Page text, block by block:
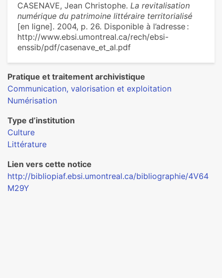
CASENAVE, Jean Christophe. La revitalisation
numérique du patrimoine littéraire territorialisé
[en ligne]. 2004, p. 26. Disponible à l’adresse :
http://www.ebsi.umontreal.ca/rech/ebsi-
enssib/pdf/casenave_et_al.pdf
Pratique et traitement archivistique
Communication, valorisation et exploitation
Numérisation
Type d’institution
Culture
Littérature
Lien vers cette notice
http://bibliopiaf.ebsi.umontreal.ca/bibliographie/4V64
M29Y